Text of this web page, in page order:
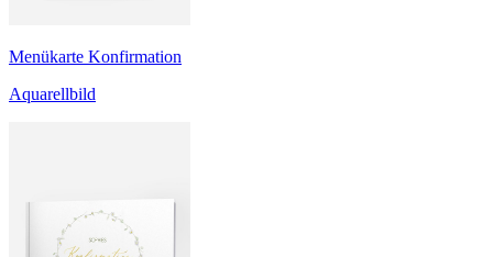
Menükarte Konfirmation
Aquarellbild